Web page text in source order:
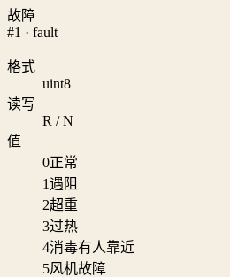
故障
#1 · fault
格式
uint8
读写
R / N
值
0正常
1遇阻
2超重
3过热
4消毒有人靠近
5风机故障